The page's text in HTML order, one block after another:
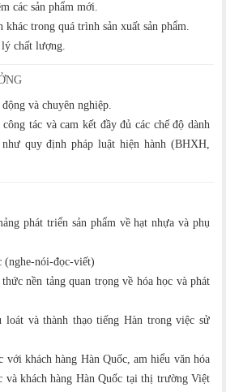
các sản phẩm mới.
trong quá trình sản xuất sản phẩm.
chất lượng.
và chuyên nghiệp.
tác và cam kết đầy đủ các chế độ dành
quy định pháp luật hiện hành (BHXH,
phát triển sản phẩm về hạt nhựa và phụ
(nghe-nói-đọc-viết)
nền tảng quan trọng về hóa học và phát
và thành thạo tiếng Hàn trong việc sử
khách hàng Hàn Quốc, am hiểu văn hóa
và khách hàng Hàn Quốc tại thị trường Việt